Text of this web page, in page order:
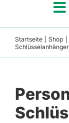
Startseite Shop